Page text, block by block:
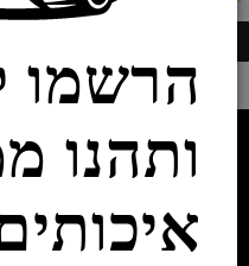
הרשמו
ותהנו